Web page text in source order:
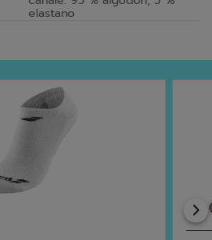
elastano